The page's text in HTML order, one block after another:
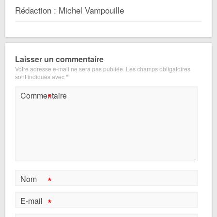
Rédaction : Michel Vampouille
Laisser un commentaire
Votre adresse e-mail ne sera pas publiée. Les champs obligatoires
sont indiqués avec*
Commentaire
*
Nom *
E-mail *